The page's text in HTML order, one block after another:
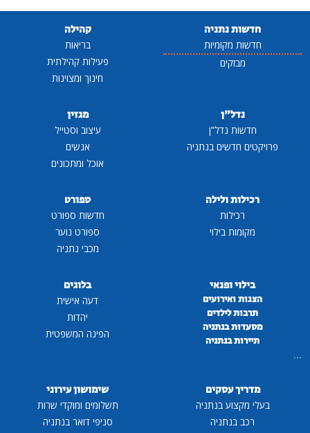
חדשות נתניה
חדשות מקומיות
מבזקים
קהילה
בריאות
פעילות קהילתית
חינוך ומצוינות
נדל"ן
חדשות נדל"ן
פרויקטים חדשים בנתניה
מגזין
עיצוב וסטייל
אנשים
אוכל ומתכונים
רכילות ולילה
רכילות
מקומות בילוי
ספורט
חדשות ספורט
ספורט נוער
מכבי נתניה
בילוי ופנאי
הצגות ואירועים
תרבות לילדים
מסעדות בנתניה
תיירות בנתניה
...
בלוגים
דעה אישית
יהדות
הפינה המשפטית
מדריך עסקים
בעלי מקצוע בנתניה
רכב בנתניה
שימושון עירוני
תשלומים ומוקדי שרות
סניפי דואר בנתניה